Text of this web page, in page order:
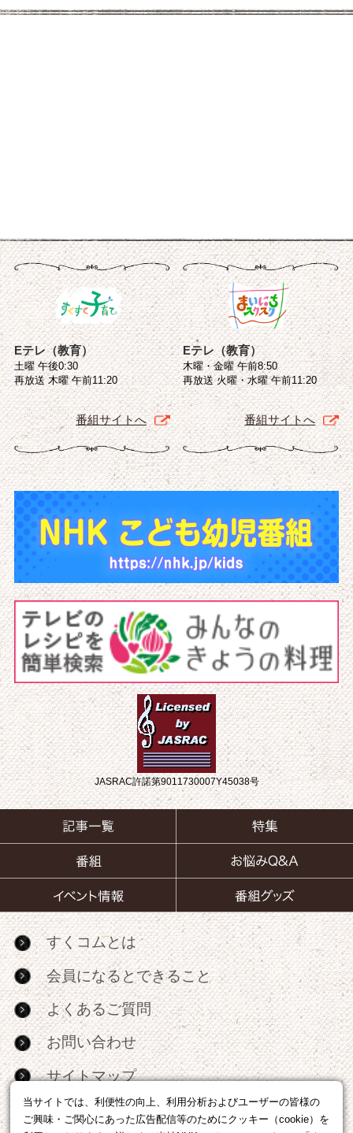
当サイトでは、利便性の向上、利用分析およびユーザーの皆様の
ご興味・ご関心にあった広告配信等のためにクッキー（cookie）を
Eテレ（教育）
土曜 午後0:30
再放送 木曜 午前11:20
番組サイトへ
Eテレ（教育）
木曜・金曜 午前8:50
再放送 火曜・水曜 午前11:20
番組サイトへ
JASRAC許諾第9011730007Y45038号
すくコムとは
会員になるとできること
よくあるご質問
お問い合わせ
サイトマップ
RSS